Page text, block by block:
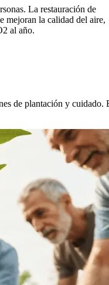
La restauración de
mejoran la calidad del aire,
al año.
de plantación y cuidado.